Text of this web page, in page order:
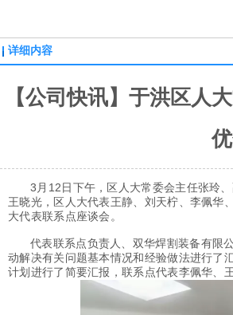
详细内容
【公司快讯】于洪区人
3月12日下午，区人大常委会主任张玲
王晓光，区人大代表王静、刘天柠、李佩华
大代表联系点座谈会。
代表联系点负责人、双华焊割装备有限
动解决有关问题基本情况和经验做法进行了
计划进行了简要汇报，联系点代表李佩华、